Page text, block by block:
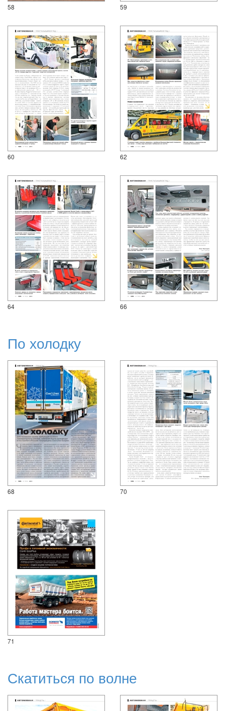
58 59
60 62
64 66
По холодку
68 70
71
Скатиться по волне